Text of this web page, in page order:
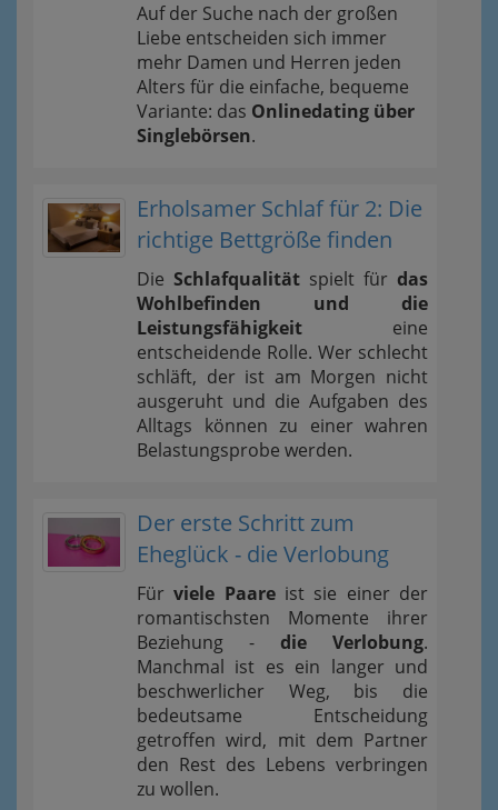
Auf der Suche nach der großen
Liebe entscheiden sich immer
mehr Damen und Herren jeden
Alters für die einfache, bequeme
Variante: das Onlinedating über
Singlebörsen.
Erholsamer Schlaf für 2: Die
richtige Bettgröße finden
Die Schlafqualität spielt für das
Wohlbefinden und die
Leistungsfähigkeit eine
entscheidende Rolle. Wer schlecht
schläft, der ist am Morgen nicht
ausgeruht und die Aufgaben des
Alltags können zu einer wahren
Belastungsprobe werden.
Der erste Schritt zum
Eheglück - die Verlobung
Fürviele Paareist sie einer der
romantischsten Momente ihrer
Beziehung - die Verlobung.
Manchmal ist es ein langer und
beschwerlicher Weg, bis die
bedeutsame Entscheidung
getroffen wird, mit dem Partner
den Rest des Lebens verbringen
zu wollen.